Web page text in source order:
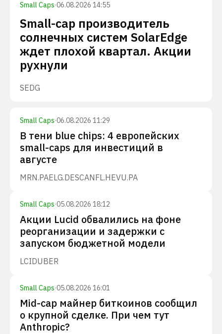
Small Caps·06.08.2026 14:55
Small-cap производитель
солнечных систем SolarEdge
ждет плохой квартал. Акции
рухнули
SEDG
Small Caps·06.08.2026 11:29
В тени blue chips: 4 европейских
small-caps для инвестиций в
августе
MRN.PAELG.DESCANFL.HEVU.PA
Small Caps·05.08.2026 18:12
Акции Lucid обвалились на фоне
реорганизации и задержки с
запуском бюджетной модели
LCIDUBER
Small Caps·05.08.2026 16:01
Mid-cap майнер биткоинов сообщил
о крупной сделке. При чем тут
Anthropic?